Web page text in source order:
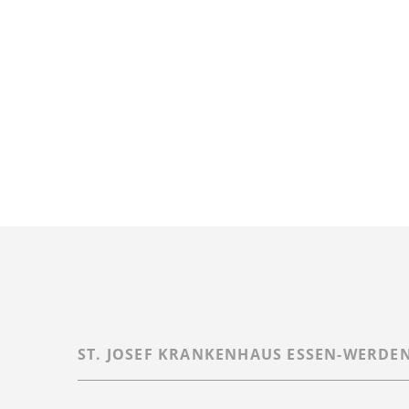
ST. JOSEF KRANKENHAUS ESSEN-